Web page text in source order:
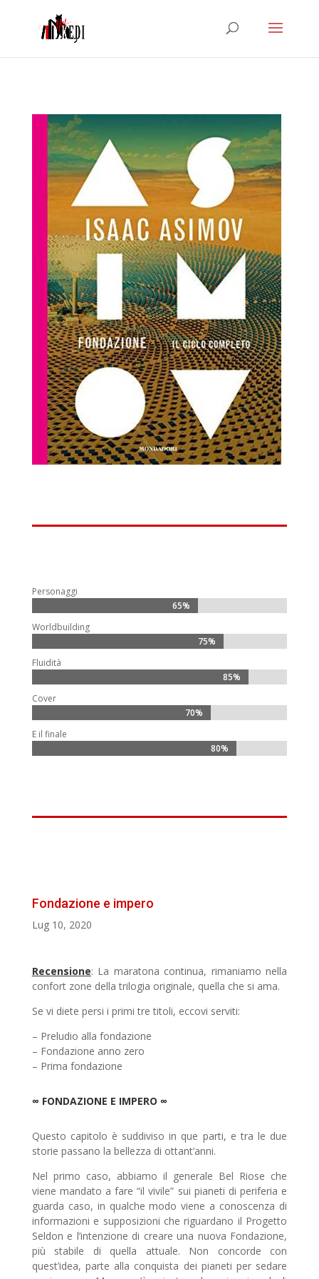
Personaggi
65%
65%
Worldbuilding
75%
75%
Fluidità
85%
85%
Cover
70%
70%
E il finale
80%
80%
Fondazione e impero
Lug 10, 2020
Recensione: La maratona continua, rimaniamo nella
confort zone della trilogia originale, quella che si ama.
Se vi diete persi i primi tre titoli, eccovi serviti:
– Preludio alla fondazione
– Fondazione anno zero
– Prima fondazione
∞ FONDAZIONE E IMPERO ∞
Questo capitolo è suddiviso in que parti, e tra le due
storie passano la bellezza di ottant’anni.
Nel primo caso, abbiamo il generale Bel Riose che
viene mandato a fare “il vivile” sui pianeti di periferia e
guarda caso, in qualche modo viene a conoscenza di
informazioni e supposizioni che riguardano il Progetto
Seldon e l’intenzione di creare una nuova Fondazione,
più stabile di quella attuale. Non concorde con
quest’idea, parte alla conquista dei pianeti per sedare